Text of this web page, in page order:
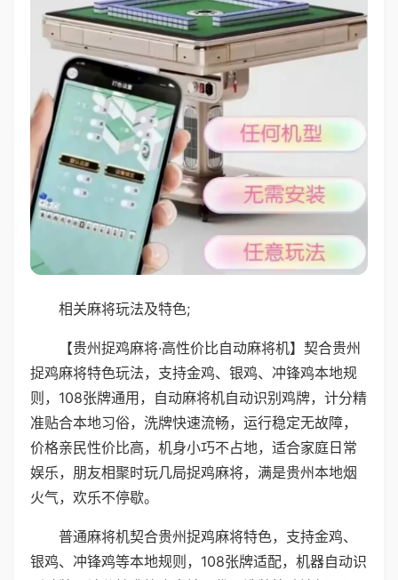
相关麻将玩法及特色;
【贵州捉鸡麻将·高性价比自动麻将机】契合贵州
捉鸡麻将特色玩法，支持金鸡、银鸡、冲锋鸡本地规
则，108张牌通用，自动麻将机自动识别鸡牌，计分精
准贴合本地习俗，洗牌快速流畅，运行稳定无故障，
价格亲民性价比高，机身小巧不占地，适合家庭日常
娱乐，朋友相聚时玩几局捉鸡麻将，满是贵州本地烟
火气，欢乐不停歇。
普通麻将机契合贵州捉鸡麻将特色，支持金鸡、
银鸡、冲锋鸡等本地规则，108张牌适配，机器自动识